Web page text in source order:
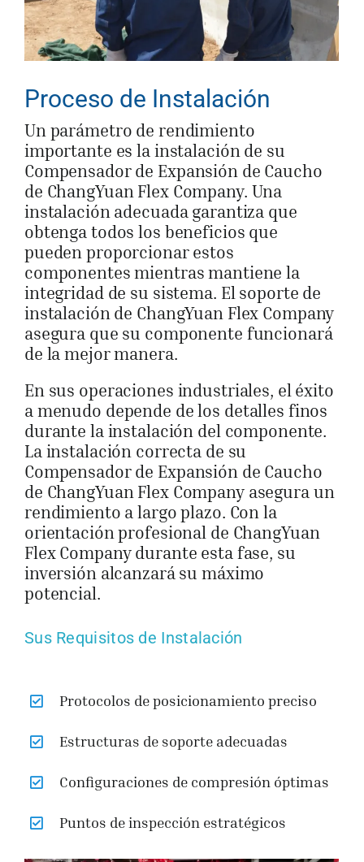
Proceso de Instalación
Un parámetro de rendimiento
importante es la instalación de su
Compensador de Expansión de Caucho
de ChangYuan Flex Company. Una
instalación adecuada garantiza que
obtenga todos los beneficios que
pueden proporcionar estos
componentes mientras mantiene la
integridad de su sistema. El soporte de
instalación de ChangYuan Flex Company
asegura que su componente funcionará
de la mejor manera.
En sus operaciones industriales, el éxito
a menudo depende de los detalles finos
durante la instalación del componente.
La instalación correcta de su
Compensador de Expansión de Caucho
de ChangYuan Flex Company asegura un
rendimiento a largo plazo. Con la
orientación profesional de ChangYuan
Flex Company durante esta fase, su
inversión alcanzará su máximo
potencial.
Sus Requisitos de Instalación
Protocolos de posicionamiento preciso
Estructuras de soporte adecuadas
Configuraciones de compresión óptimas
Puntos de inspección estratégicos